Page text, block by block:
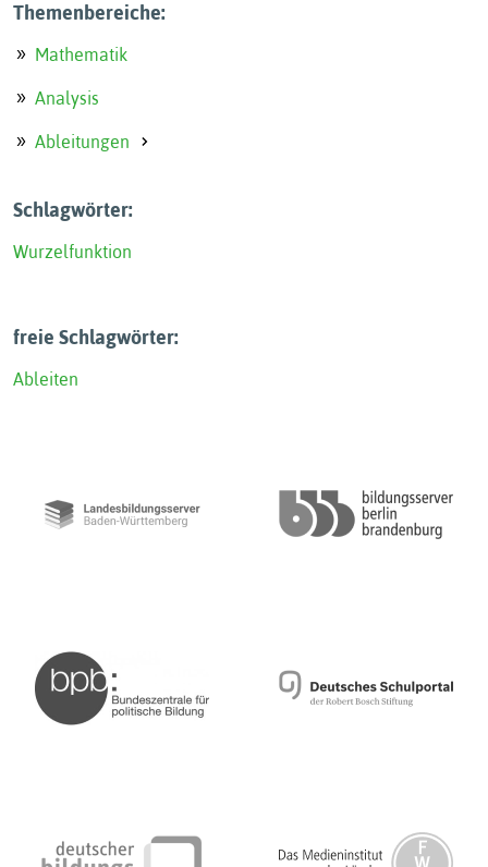
Themenbereiche:
Mathematik
Analysis
Ableitungen
Schlagwörter:
Wurzelfunktion
freie Schlagwörter:
Ableiten